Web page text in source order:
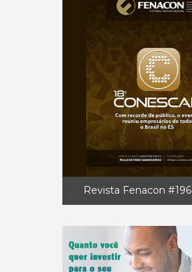
Revista Fenacon #196